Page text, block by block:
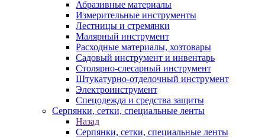
Абразивные материалы
Измерительные инструменты
Лестницы и стремянки
Малярный инструмент
Расходные материалы, хозтовары
Садовый инструмент и инвентарь
Столярно-слесарный инструмент
Штукатурно-отделочный инструмент
Электроинструмент
Спецодежда и средства защиты
Серпянки, сетки, специальные ленты
Назад
Серпянки, сетки, специальные ленты